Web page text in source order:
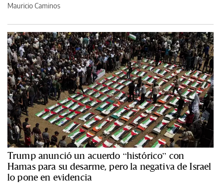
Mauricio Caminos
Trump anunció un acuerdo “histórico” con
Hamas para su desarme, pero la negativa de Israel
lo pone en evidencia